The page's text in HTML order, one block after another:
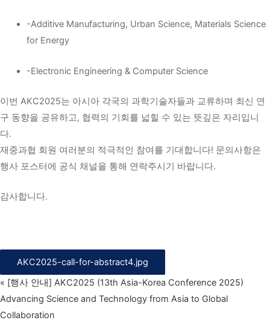
-Additive Manufacturing, Urban Science, Materials Science
for Energy
-Electronic Engineering & Computer Science
이번 AKC2025는 아시아 각국의 과학기술자들과 교류하며 최신 연
구 동향을 공유하고, 협력의 기회를 넓힐 수 있는 뜻깊은 자리입니
다.
재중과협 회원 여러분의 적극적인 참여를 기대합니다! 문의사항은
행사 포스터에 공식 채널을 통해 연락주시기 바랍니다.
감사합니다.
AKC2025-call-for-abstract4.jpg
« [행사 안내] AKC2025 (13th Asia-Korea Conference 2025)
Advancing Science and Technology from Asia to Global
Collaboration